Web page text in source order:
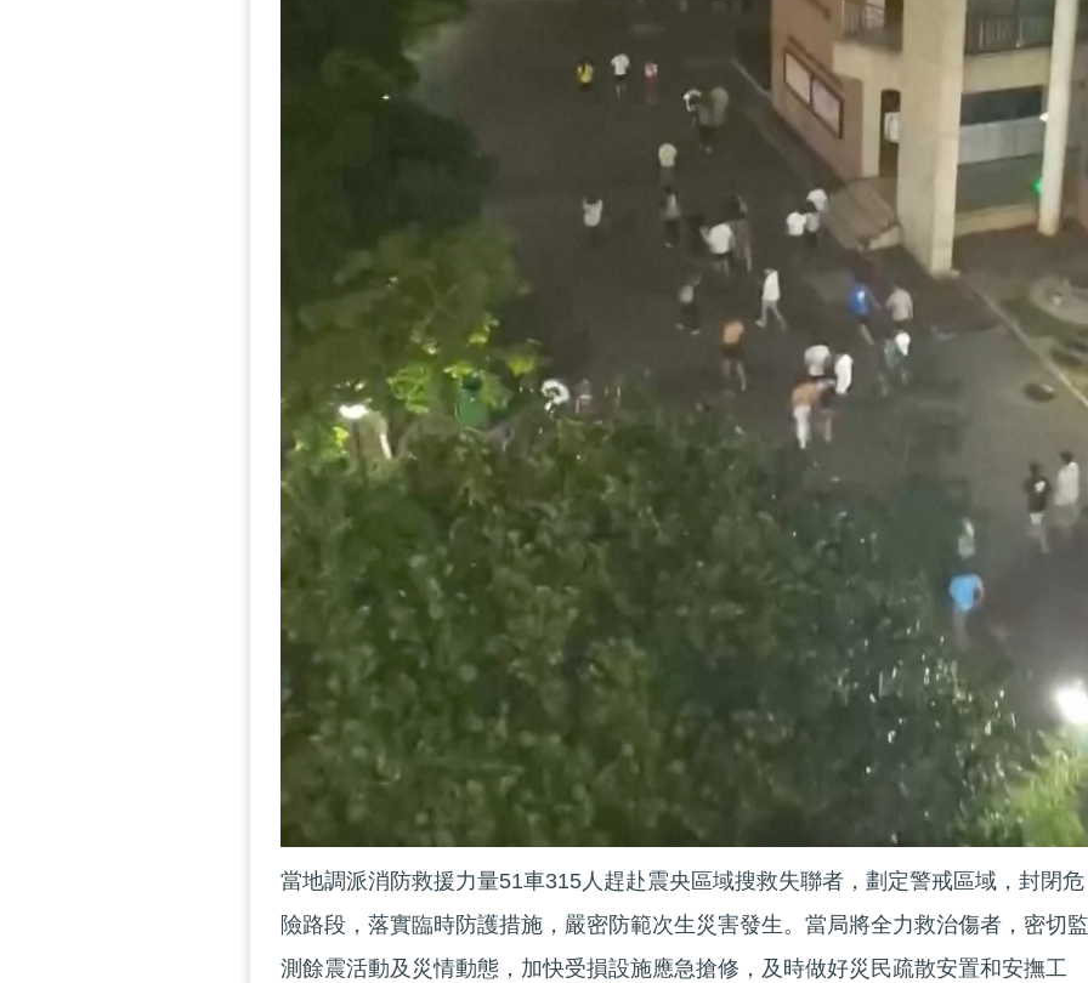
當地調派消防救援力量51車315人趕赴震央區域搜救失聯者，劃定警戒區域，封閉危
險路段，落實臨時防護措施，嚴密防範次生災害發生。當局將全力救治傷者，密切監
測餘震活動及災情動態，加快受損設施應急搶修，及時做好災民疏散安置和安撫工